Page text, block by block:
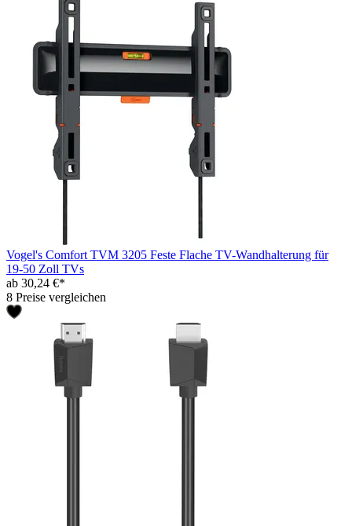
Vogel's Comfort TVM 3205 Feste Flache TV-Wandhalterung für
19-50 Zoll TVs
ab 30,24 €*
8 Preise vergleichen